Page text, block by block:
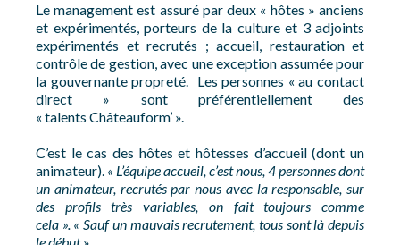
Le management est assuré par deux « hôtes » anciens
et expérimentés, porteurs de la culture et 3 adjoints
expérimentés et recrutés ; accueil, restauration et
contrôle de gestion, avec une exception assumée pour
la gouvernante propreté. Les personnes « au contact
direct » sont préférentiellement des
« talents Châteauform’ ».
C’est le cas des hôtes et hôtesses d’accueil (dont un
animateur). « L’équipe accueil, c’est nous, 4 personnes dont
un animateur, recrutés par nous avec la responsable, sur
des profils très variables, on fait toujours comme
cela ». « Sauf un mauvais recrutement, tous sont là depuis